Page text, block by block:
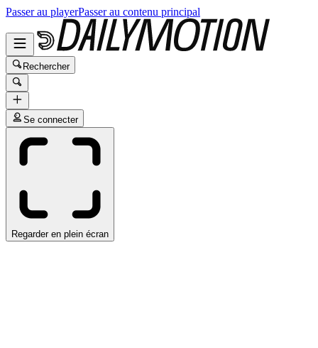
Passer au playerPasser au contenu principal
Rechercher
Se connecter
Regarder en plein écran